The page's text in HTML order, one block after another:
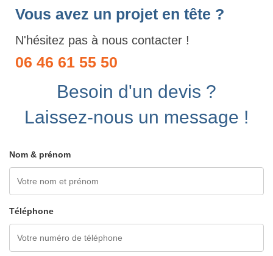
Vous avez un projet en tête ?
N'hésitez pas à nous contacter !
06 46 61 55 50
Besoin d'un devis ?
Laissez-nous un message !
Nom & prénom
Téléphone